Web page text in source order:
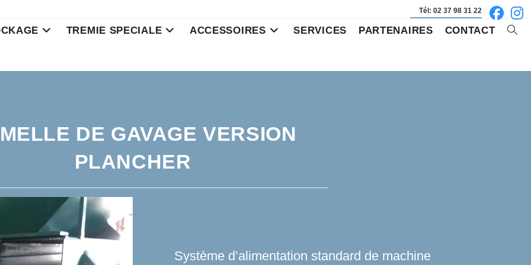
Tél: 02 37 98 31 22
TREMIE SPECIALE ACCESSOIRES SERVICES PARTENAIRES CONTACT
DE GAVAGE VERSION
PLANCHER
Système d’alimentation standard de machine